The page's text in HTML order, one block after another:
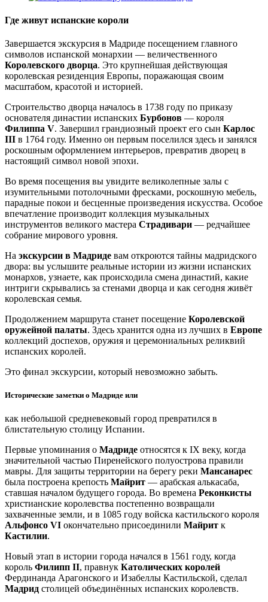
Где живут испанские короли
Завершается экскурсия в Мадриде посещением главного
символов испанской монархии — величественного
Королевского дворца. Это крупнейшая действующая
королевская резиденция Европы, поражающая своим
масштабом, красотой и историей.
Строительство дворца началось в 1738 году по приказу
основателя династии испанских Бурбонов — короля
Филиппа V. Завершил грандиозный проект его сын Карлос
III в 1764 году. Именно он первым поселился здесь и занялся
роскошным оформлением интерьеров, превратив дворец в
настоящий символ новой эпохи.
Во время посещения вы увидите великолепные залы с
изумительными потолочными фресками, роскошную мебель,
парадные покои и бесценные произведения искусства. Особое
впечатление производит коллекция музыкальных
инструментов великого мастера Страдивари — редчайшее
собрание мирового уровня.
На экскурсии в Мадриде вам откроются тайны мадридского
двора: вы услышите реальные истории из жизни испанских
монархов, узнаете, как происходила смена династий, какие
интриги скрывались за стенами дворца и как сегодня живёт
королевская семья.
Продолжением маршрута станет посещение Королевской
оружейной палаты. Здесь хранится одна из лучших в Европе
коллекций доспехов, оружия и церемониальных реликвий
испанских королей.
Это финал экскурсии, который невозможно забыть.
Исторические заметки о Мадриде или
как небольшой средневековый город превратился в
блистательную столицу Испании.
Первые упоминания о Мадриде относятся к IX веку, когда
значительной частью Пиренейского полуострова правили
мавры. Для защиты территории на берегу реки Мансанарес
была построена крепость Майрит — арабская алькасаба,
ставшая началом будущего города. Во времена Реконкисты
христианские королевства постепенно возвращали
захваченные земли, и в 1085 году войска кастильского короля
Альфонсо VI окончательно присоединили Майрит к
Кастилии.
Новый этап в истории города начался в 1561 году, когда
король Филипп II, правнук Католических королей
Фердинанда Арагонского и Изабеллы Кастильской, сделал
Мадрид столицей объединённых испанских королевств.